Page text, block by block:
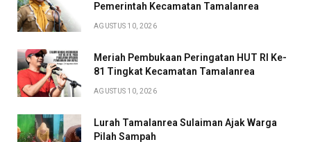
Pemerintah Kecamatan Tamalanrea
AGUSTUS 10, 2026
Meriah Pembukaan Peringatan HUT RI Ke-
81 Tingkat Kecamatan Tamalanrea
AGUSTUS 10, 2026
Lurah Tamalanrea Sulaiman Ajak Warga
Pilah Sampah